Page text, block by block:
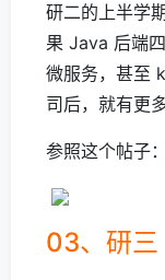
研二的上半学
果 Java 后端
微服务，甚至
司后，就有更
参照这个帖子：
03、研三